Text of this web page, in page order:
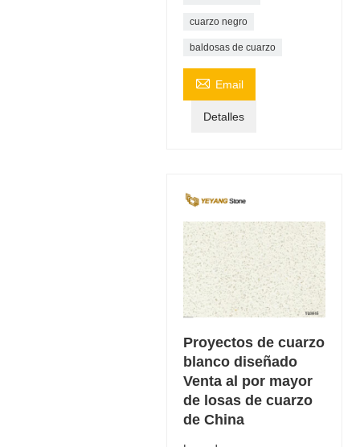
cuarzo negro
baldosas de cuarzo
 Email
Detalles
Proyectos de cuarzo
blanco diseñado
Venta al por mayor
de losas de cuarzo
de China